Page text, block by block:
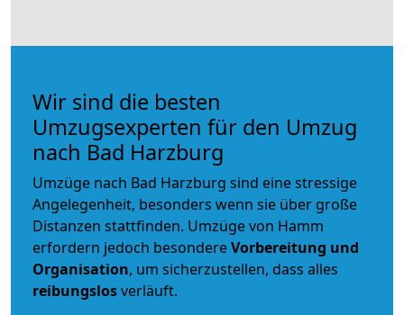
Wir sind die besten
Umzugsexperten für den Umzug
nach Bad Harzburg
Umzüge nach Bad Harzburg sind eine stressige
Angelegenheit, besonders wenn sie über große
Distanzen stattfinden. Umzüge von Hamm
erfordern jedoch besondereVorbereitung und
Organisation, um sicherzustellen, dass alles
reibungslosverläuft.